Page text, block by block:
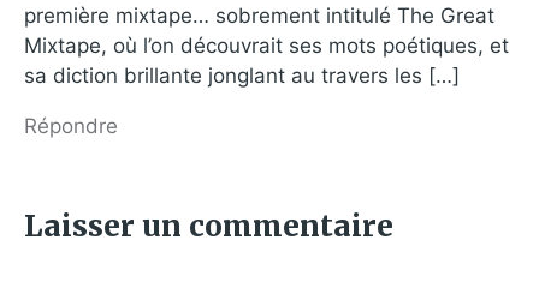
première mixtape… sobrement intitulé The Great
Mixtape, où l’on découvrait ses mots poétiques, et
sa diction brillante jonglant au travers les […]
Répondre
Laisser un commentaire